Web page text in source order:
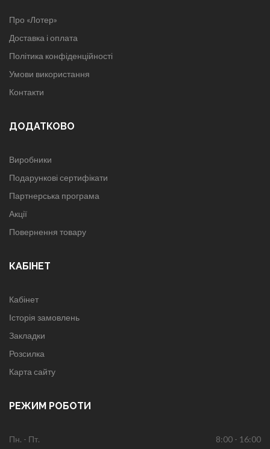
Про «Лотер»
Доставка і оплата
Політика конфіденційності
Умови використання
Контакти
ДОДАТКОВО
Виробники
Подарункові сертифікати
Партнерська програма
Акції
Повернення товару
КАБІНЕТ
Кабінет
Історія замовлень
Закладки
Розсилка
Карта сайту
РЕЖИМ РОБОТИ
Пн. - Пт. 8:00 - 16:00